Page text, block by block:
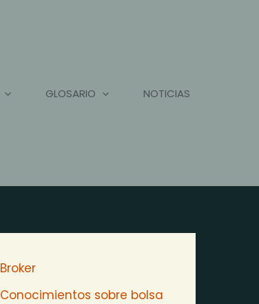
GLOSARIO NOTICIAS
Broker
Conocimientos sobre bolsa